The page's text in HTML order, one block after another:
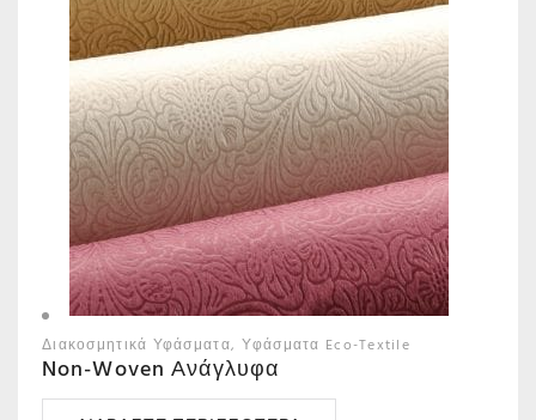
Διακοσμητικά Υφάσματα Υφάσματα Eco-Textile
Non-Woven Ανάγλυφα